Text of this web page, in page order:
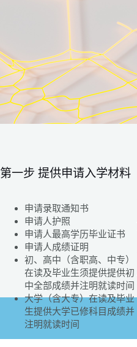
第一步 提供申请入学材料
申请录取通知书
申请人护照
申请人最高学历毕业证书
申请人成绩证明
初、高中（含职高、中专）
在读及毕业生须提供提供初
中全部成绩并注明就读时间
大学（含大专）在读及毕业
生提供大学已修科目成绩并
注明就读时间